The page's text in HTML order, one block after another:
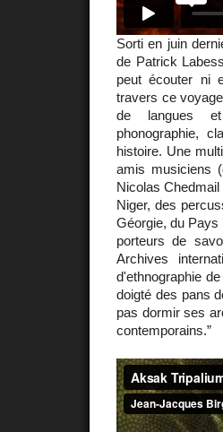
Sorti en juin
de Patrick
peut écouter ni
travers ce
de langues et
phonographie,
histoire. Une
amis musiciens
Nicolas
Niger, des
Géorgie, du
porteurs de
Archives
d'ethnographie
doigté des pans
pas dormir ses
contemporains.”